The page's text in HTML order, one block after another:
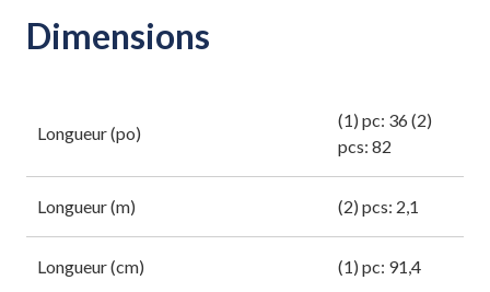
Dimensions
Longueur (po)
(1) pc: 36 (2)
pcs: 82
Longueur (m) (2) pcs: 2,1
Longueur (cm) (1) pc: 91,4